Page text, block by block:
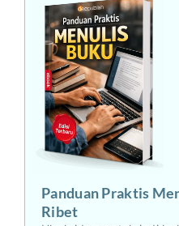
Panduan Praktis
Ribet